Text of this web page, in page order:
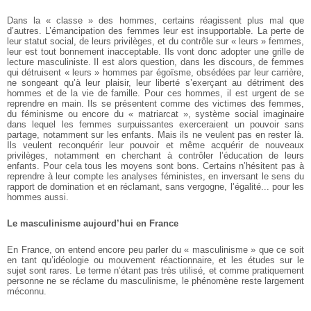
Dans la « classe » des hommes, certains réagissent plus mal que
d’autres. L’émancipation des femmes leur est insupportable. La perte de
leur statut social, de leurs privilèges, et du contrôle sur « leurs » femmes,
leur est tout bonnement inacceptable. Ils vont donc adopter une grille de
lecture masculiniste. Il est alors question, dans les discours, de femmes
qui détruisent « leurs » hommes par égoïsme, obsédées par leur carrière,
ne songeant qu’à leur plaisir, leur liberté s’exerçant au détriment des
hommes et de la vie de famille. Pour ces hommes, il est urgent de se
reprendre en main. Ils se présentent comme des victimes des femmes,
du féminisme ou encore du « matriarcat », système social imaginaire
dans lequel les femmes surpuissantes exerceraient un pouvoir sans
partage, notamment sur les enfants. Mais ils ne veulent pas en rester là.
Ils veulent reconquérir leur pouvoir et même acquérir de nouveaux
privilèges, notamment en cherchant à contrôler l’éducation de leurs
enfants. Pour cela tous les moyens sont bons. Certains n’hésitent pas à
reprendre à leur compte les analyses féministes, en inversant le sens du
rapport de domination et en réclamant, sans vergogne, l’égalité... pour les
hommes aussi.
Le masculinisme aujourd’hui en France
En France, on entend encore peu parler du « masculinisme » que ce soit
en tant qu’idéologie ou mouvement réactionnaire, et les études sur le
sujet sont rares. Le terme n’étant pas très utilisé, et comme pratiquement
personne ne se réclame du masculinisme, le phénomène reste largement
méconnu.